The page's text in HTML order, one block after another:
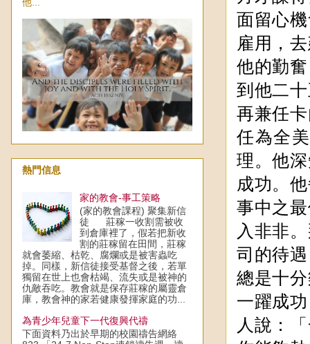
面留心
雇用，
他的勤
到他二
再兼任
任為全
理。他
成功。
事中之
入非非
司的待
總是十
一躍成
人說：
熱門信息
家的教會-事工策略
(家的教會課程) 聚集新信
徒 莊稼一收割需被收
到倉庫裡了，假若把新收
割的莊稼留在田間，莊稼
就會萎縮、枯乾、腐爛或是被害蟲吃
掉。同樣，新信徒接受基督之後，若單
獨留在世上也會枯竭、流失或是被神的
仇敵吞吃。教會就是保存莊稼的屬靈倉
庫，教會神的家若健康發揮家庭的功...
為青少年兒童下一代復興代禱
下面資料乃出於早期的校園禱告網絡